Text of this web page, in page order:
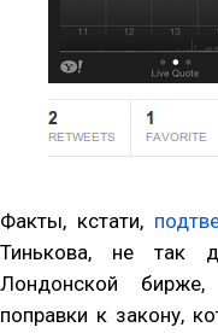
Факты, кстати,
Тинькова, не так
Лондонской бирже,
поправки к закону,